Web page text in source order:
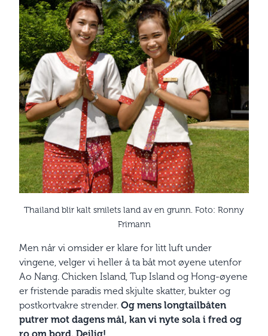
Thailand blir kalt smilets land av en grunn. Foto: Ronny
Frimann
Men når vi omsider er klare for litt luft under
vingene, velger vi heller å ta båt mot øyene utenfor
Ao Nang. Chicken Island, Tup Island og Hong-øyene
er fristende paradis med skjulte skatter, bukter og
postkortvakre strender. Og mens longtailbåten
putrer mot dagens mål, kan vi nyte sola i fred og